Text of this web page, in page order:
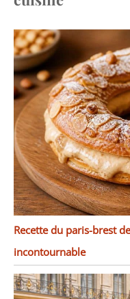
Recette du paris-brest
incontournable